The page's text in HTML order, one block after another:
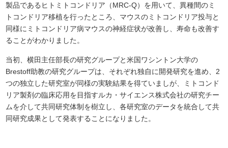
製品であるヒトミトコンドリア（MRC-Q）を用いて、異種間のミ
トコンドリア移植を行ったところ、マウスのミトコンドリア投与と
同様にミトコンドリア病マウスの神経症状が改善し、寿命も改善す
ることがわかりました。
当初、横田主任部長の研究グループと米国ワシントン大学の
Brestoff助教の研究グループは、それぞれ独自に開発研究を進め、2
つの独立した研究室が同様の実験結果を得ていましが、ミトコンド
リア製剤の臨床応用を目指すルカ・サイエンス株式会社の研究チー
ムを介して共同研究体制を樹立し、各研究室のデータを統合して共
同研究成果として発表することになりました。